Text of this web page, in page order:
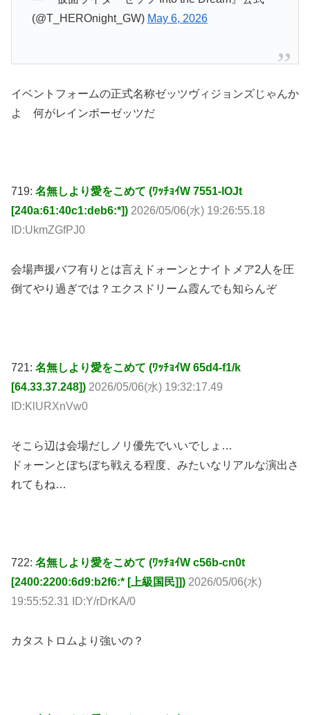
(@T_HEROnight_GW) May 6, 2026
イベントフォームの正式名称ゼッツヴィジョンズじゃんか
よ 何がレインボーゼッツだ
719:
名無しより愛をこめて (ﾜｯﾁｮｲW 7551-lOJt
[240a:61:40c1:deb6:*]) 2026/05/06(水) 19:26:55.18
ID:UkmZGfPJ0
会場声援バフ有りとは言えドォーンとナイトメア2人を圧
倒てやり過ぎでは？エクスドリーム霞んでも知らんぞ
721:
名無しより愛をこめて (ﾜｯﾁｮｲW 65d4-f1/k
[64.33.37.248]) 2026/05/06(水) 19:32:17.49
ID:KlURXnVw0
そこら辺は会場だしノリ優先でいいでしょ…
ドォーンとぼちぼち戦える程度、みたいなリアルな演出さ
れてもね…
722:
名無しより愛をこめて (ﾜｯﾁｮｲW c56b-cn0t
[2400:2200:6d9:b2f6:* [上級国民]]) 2026/05/06(水)
19:55:52.31 ID:Y/rDrKA/0
カタストロムより強いの？
723:
名無しより愛をこめて (ﾜｯﾁｮｲW 7551-lOJt